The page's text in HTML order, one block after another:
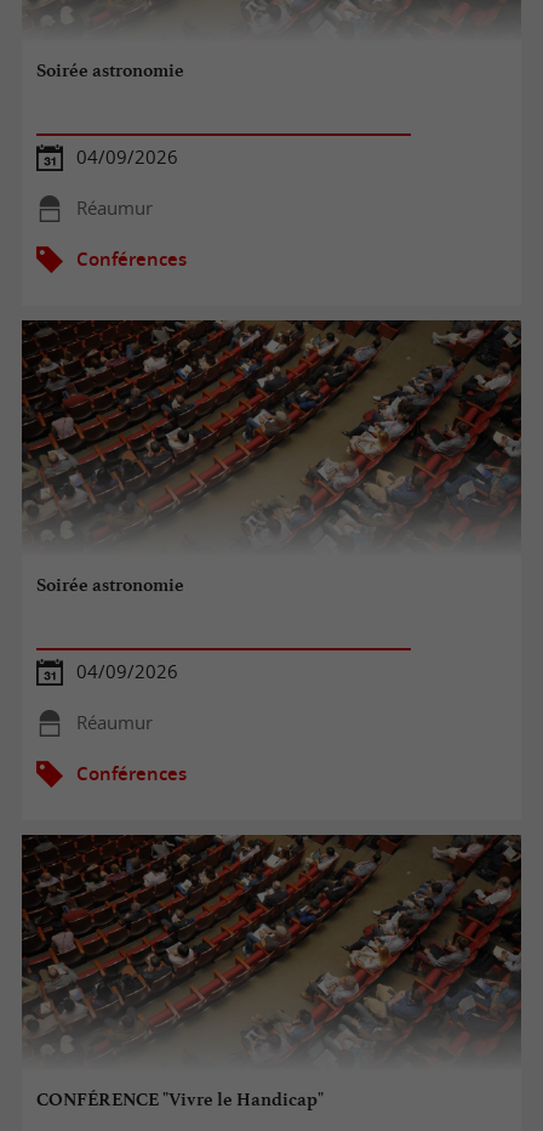
Soirée astronomie
04/09/2026
Réaumur
Conférences
Soirée astronomie
04/09/2026
Réaumur
Conférences
CONFÉRENCE "Vivre le Handicap"